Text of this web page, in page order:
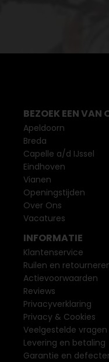
BEZOEK EEN VAN
Apeldoorn
Breda
Capelle a/d IJssel
Eindhoven
Vianen
Openingstijden
Over Ons
Vacatures
INFORMATIE
Klantenservice
Ruilen en
Actievoorwaarden
Reviews
Privacyverklaring
Privacy & Cookies
Veelgestelde vragen
Levering en betaling
Garantie en